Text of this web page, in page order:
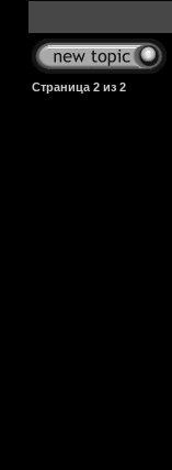
Страница 2 из 2